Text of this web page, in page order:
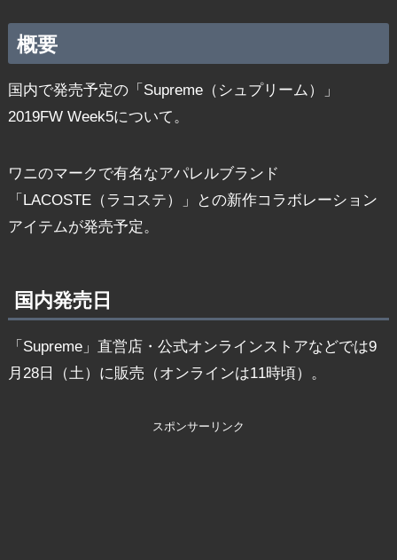
概要
国内で発売予定の「Supreme（シュプリーム）」
2019FW Week5について。
ワニのマークで有名なアパレルブランド
「LACOSTE（ラコステ）」との新作コラボレーション
アイテムが発売予定。
国内発売日
「Supreme」直営店・公式オンラインストアなどでは9
月28日（土）に販売（オンラインは11時頃）。
スポンサーリンク